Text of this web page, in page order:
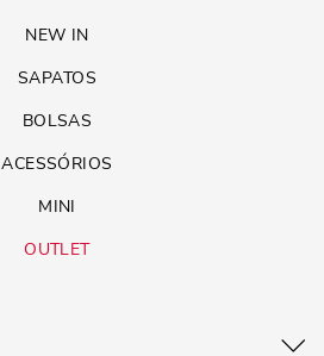
NEW IN
SAPATOS
BOLSAS
ACESSÓRIOS
MINI
OUTLET